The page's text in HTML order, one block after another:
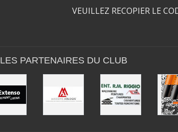
VEUILLEZ RECOPIER LE
LES PARTENAIRES DU CLUB